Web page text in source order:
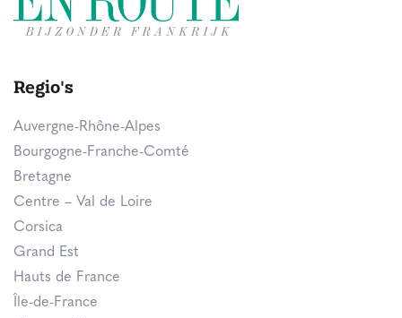
Regio's
Auvergne-Rhône-Alpes
Bourgogne-Franche-Comté
Bretagne
Centre – Val de Loire
Corsica
Grand Est
Hauts de France
Île-de-France